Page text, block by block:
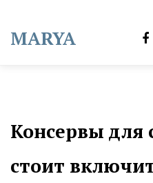
content
MARYA
Консервы для
стоит